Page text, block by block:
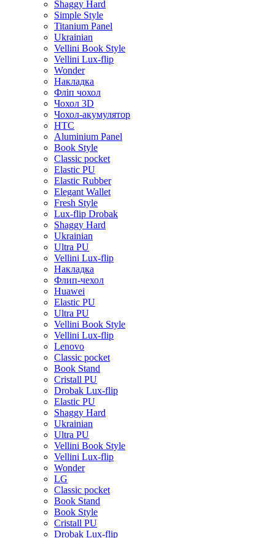
Shaggy Hard
Simple Style
Titanium Panel
Ukrainian
Vellini Book Style
Vellini Lux-flip
Wonder
Накладка
Фліп чохол
Чохол 3D
Чохол-акумулятор
HTC
Aluminium Panel
Book Style
Classic pocket
Elastic PU
Elastic Rubber
Elegant Wallet
Fresh Style
Lux-flip Drobak
Shaggy Hard
Ukrainian
Ultra PU
Vellini Lux-flip
Накладка
Флип-чехол
Huawei
Elastic PU
Ultra PU
Vellini Book Style
Vellini Lux-flip
Lenovo
Classic pocket
Book Stand
Cristall PU
Drobak Lux-flip
Elastic PU
Shaggy Hard
Ukrainian
Ultra PU
Vellini Book Style
Vellini Lux-flip
Wonder
LG
Classic pocket
Book Stand
Book Style
Cristall PU
Drobak Lux-flip